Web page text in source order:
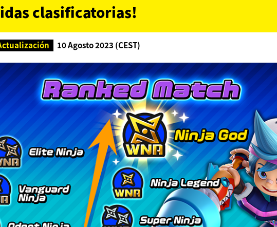
clasificatorias!
10 Agosto 2023 (CEST)